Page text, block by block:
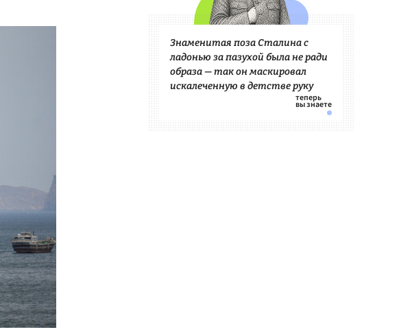
Знаменитая поза Сталина с
ладонью за пазухой была не ради
образа — так он маскировал
искалеченную в детстве руку